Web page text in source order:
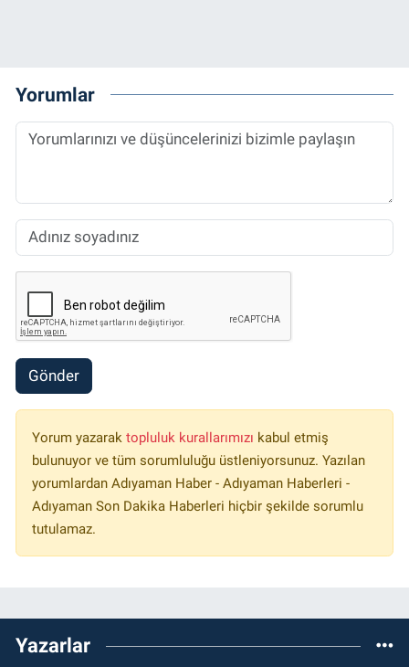
Yorumlar
Gönder
Yorum yazarak topluluk kurallarımızı kabul etmiş
bulunuyor ve tüm sorumluluğu üstleniyorsunuz. Yazılan
yorumlardan Adıyaman Haber - Adıyaman Haberleri -
Adıyaman Son Dakika Haberleri hiçbir şekilde sorumlu
tutulamaz.
Yazarlar